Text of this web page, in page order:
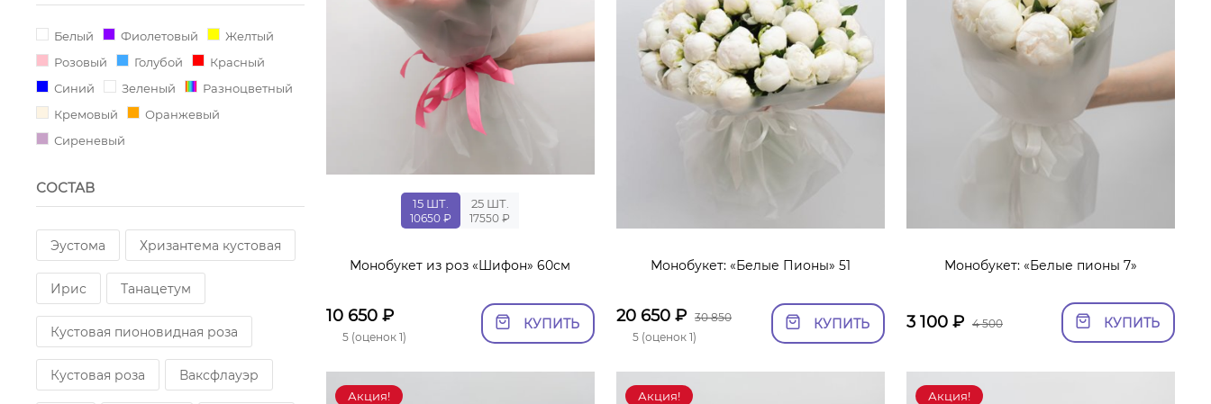
Белый Фиолетовый
Желтый
Розовый
Голубой
Красный
Синий
Зеленый
Разноцветный
Кремовый
Оранжевый
Сиреневый
СОСТАВ
Эустома Хризантема кустовая
Ирис Танацетум
Кустовая пионовидная роза
Кустовая роза Ваксфлауэр
15 ШТ.
10650 ₽
25 ШТ.
17550 ₽
Монобукет из роз «Шифон» 60см
10 650 ₽
5 (оценок 1)
КУПИТЬ
Монобукет: «Белые Пионы» 51
20 650₽
30 850
5 (оценок 1)
КУПИТЬ
Монобукет: «Белые пионы 7»
3 100₽ 4 500 КУПИТЬ
Акция! Акция! Акция!